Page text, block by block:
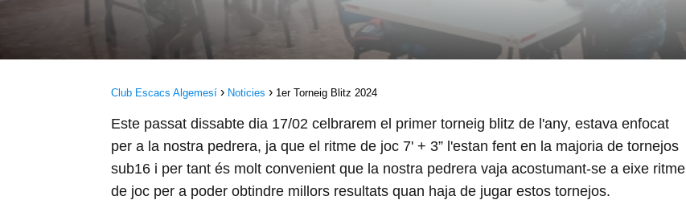
Club Escacs Algemesí Noticies 1er Torneig Blitz 2024
Este passat dissabte dia 17/02 celbrarem el primer torneig blitz de l'any, estava enfocat
per a la nostra pedrera, ja que el ritme de joc 7' + 3” l'estan fent en la majoria de tornejos
sub16 i per tant és molt convenient que la nostra pedrera vaja acostumant-se a eixe ritme
de joc per a poder obtindre millors resultats quan haja de jugar estos tornejos.